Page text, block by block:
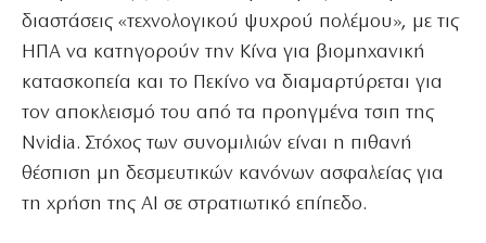
διαστάσεις «τεχνολογικού ψυχρού πολέμου», με τις
ΗΠΑ να κατηγορούν την Κίνα για βιομηχανική
κατασκοπεία και το Πεκίνο να διαμαρτύρεται για
τον αποκλεισμό του από τα προηγμένα τσιπ της
Nvidia. Στόχος των συνομιλιών είναι η πιθανή
θέσπιση μη δεσμευτικών κανόνων ασφαλείας για
τη χρήση της AI σε στρατιωτικό επίπεδο.